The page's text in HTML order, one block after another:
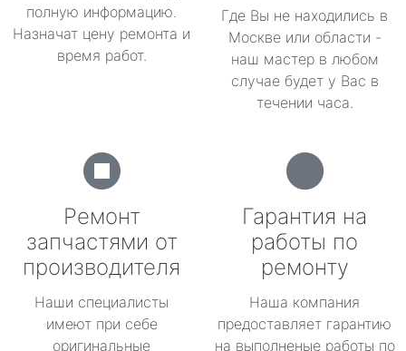
полную информацию.
Назначат цену ремонта и
время работ.
Где Вы не находились в
Москве или области -
наш мастер в любом
случае будет у Вас в
течении часа.
Ремонт
запчастями от
производителя
Наши специалисты
имеют при себе
оригинальные
Гарантия на
работы по
ремонту
Наша компания
предоставляет гарантию
на выполненые работы по